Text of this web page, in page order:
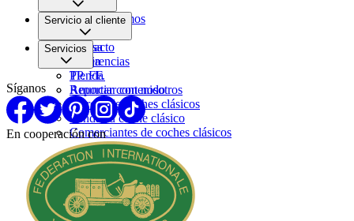
Quiénes somos
Empleo
Prensa
Pareja
Servicio al cliente
Contacto
Sugerencias
PP. FF.
Reportar contenido
Servicios
Tienda
Anunciar con nosotros
Marcas de coches clásicos
Venda su coche clásico
Comerciantes de coches clásicos
Síganos
En cooperación con